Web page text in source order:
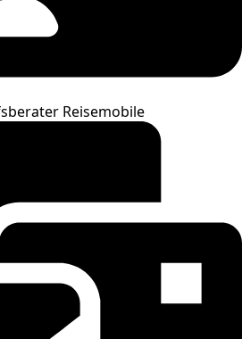
Reisemobile